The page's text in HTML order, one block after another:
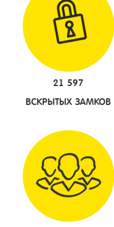
21 597
ВСКРЫТЫХ ЗАМКОВ